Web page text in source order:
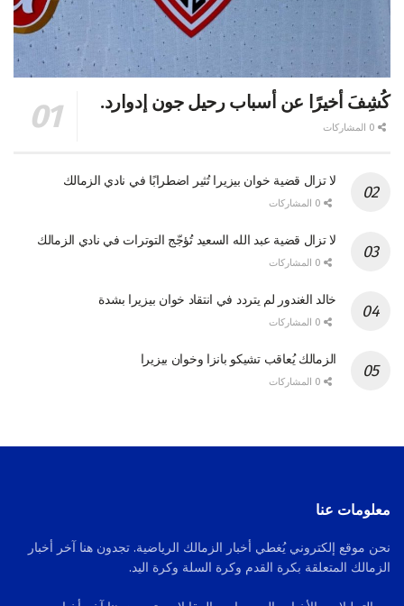
كُشِفَ أخيرًا عن أسباب رحيل جون إدوارد.
لا تزال قضية خوان بيزيرا تُثير اضطرابًا في نادي الزمالك
لا تزال قضية عبد الله السعيد تُؤجّج التوترات في نادي الزمالك
خالد الغندور لم يتردد في انتقاد خوان بيزيرا بشدة
الزمالك يُعاقب تشيكو بانزا وخوان بيزيرا
معلومات عنا
نحن موقع إلكتروني يُغطي أخبار الزمالك الرياضية. تجدون هنا آخر أخبار
الزمالك المتعلقة بكرة القدم وكرة السلة وكرة اليد.